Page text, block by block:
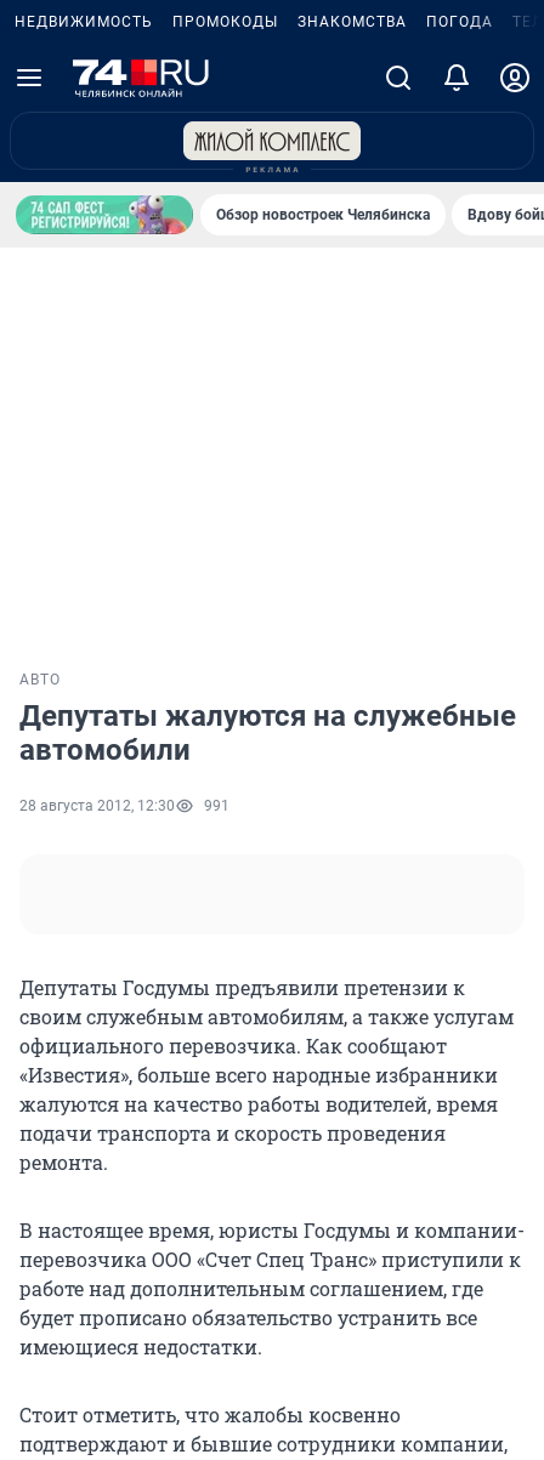
НЕДВИЖИМОСТЬ ПРОМОКОДЫ ЗНАКОМСТВА ПОГОДА
Обзор новостроек Челябинска Вдову
АВТО
Депутаты жалуются на служебные
автомобили
28 августа 2012, 12:30 991
Депутаты Госдумы предъявили претензии к
своим служебным автомобилям, а также услугам
официального перевозчика. Как сообщают
«Известия», больше всего народные избранники
жалуются на качество работы водителей, время
подачи транспорта и скорость проведения
ремонта.
В настоящее время, юристы Госдумы и компании-
перевозчика ООО «Счет Спец Транс» приступили к
работе над дополнительным соглашением, где
будет прописано обязательство устранить все
имеющиеся недостатки.
Стоит отметить, что жалобы косвенно
подтверждают и бывшие сотрудники компании,